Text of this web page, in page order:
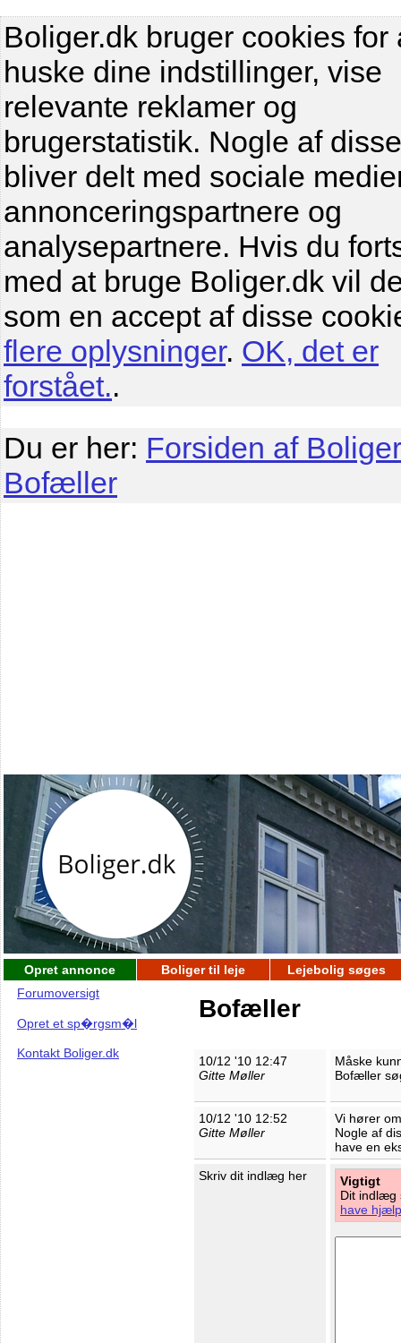
Boliger.dk bruger cookies for
huske dine indstillinger, vise
relevante reklamer og
brugerstatistik. Nogle af
bliver delt med sociale
annonceringspartnere og
analysepartnere. Hvis du
med at bruge Boliger.dk vil
som en accept af disse
flere oplysninger. OK, det er
forstået..
Du er her: Forsiden af
Bofæller
Opret annonce Boliger til leje
Lejebolig søges
Forumoversigt
Opret et sp�rgsm�l
Kontakt Boliger.dk
Bofæller
10/12 '10 12:47
Gitte Møller
Måske
Bofæller
10/12 '10 12:52
Gitte Møller
Vi hører
Nogle af
have en
Skriv dit indlæg her
Vigtigt
Dit indlæg
have